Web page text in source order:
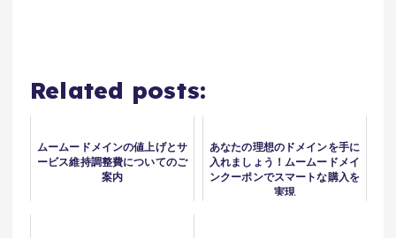
Related posts:
ムームードメインの値上げとサ
ービス維持調整費についてのご
案内
あなたの理想のドメインを手に
入れましょう！ムームードメイ
ンクーポンでスマートな購入を
実現